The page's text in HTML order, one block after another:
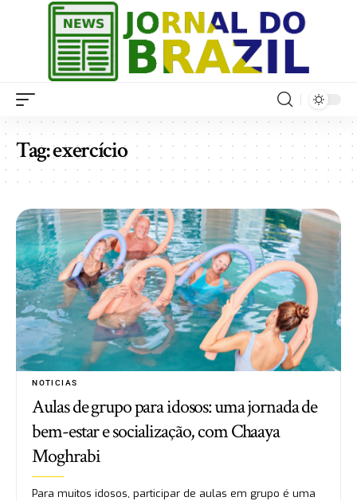
Tag:exercício
NOTICIAS
Aulas de grupo para idosos: uma jornada de
bem-estar e socialização, com Chaaya
Moghrabi
Para muitos idosos, participar de aulas em grupo é uma